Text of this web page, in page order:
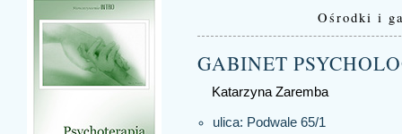
Ośrodki i
GABINET
Katarzyna Zaremba
ulica: Podwale 65/1